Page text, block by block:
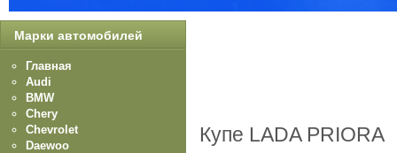
Купе LADA PRIORA
Марки автомобилей
Главная
Audi
BMW
Chery
Chevrolet
Daewoo